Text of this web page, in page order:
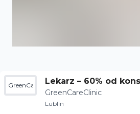
GreenCareClinicLekarz – 60% od
zesna terapia
GreenCareClinic
Lublin